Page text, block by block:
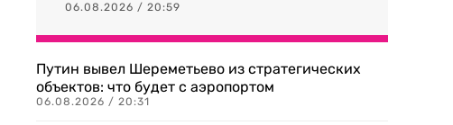
06.08.2026 / 20:59
Путин вывел Шереметьево из стратегических
объектов: что будет с аэропортом
06.08.2026 / 20:31